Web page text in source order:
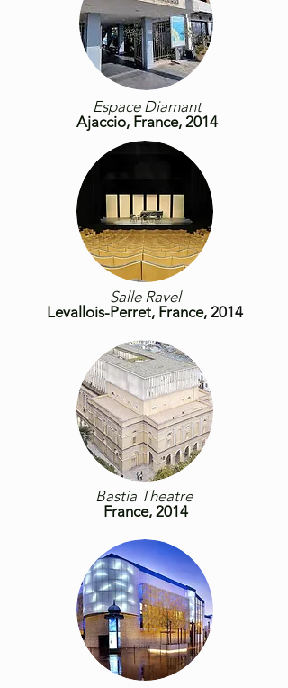
Espace Diamant
Ajaccio, France, 2014
Salle Ravel
Levallois-Perret, France, 2014
Bastia Theatre
France, 2014